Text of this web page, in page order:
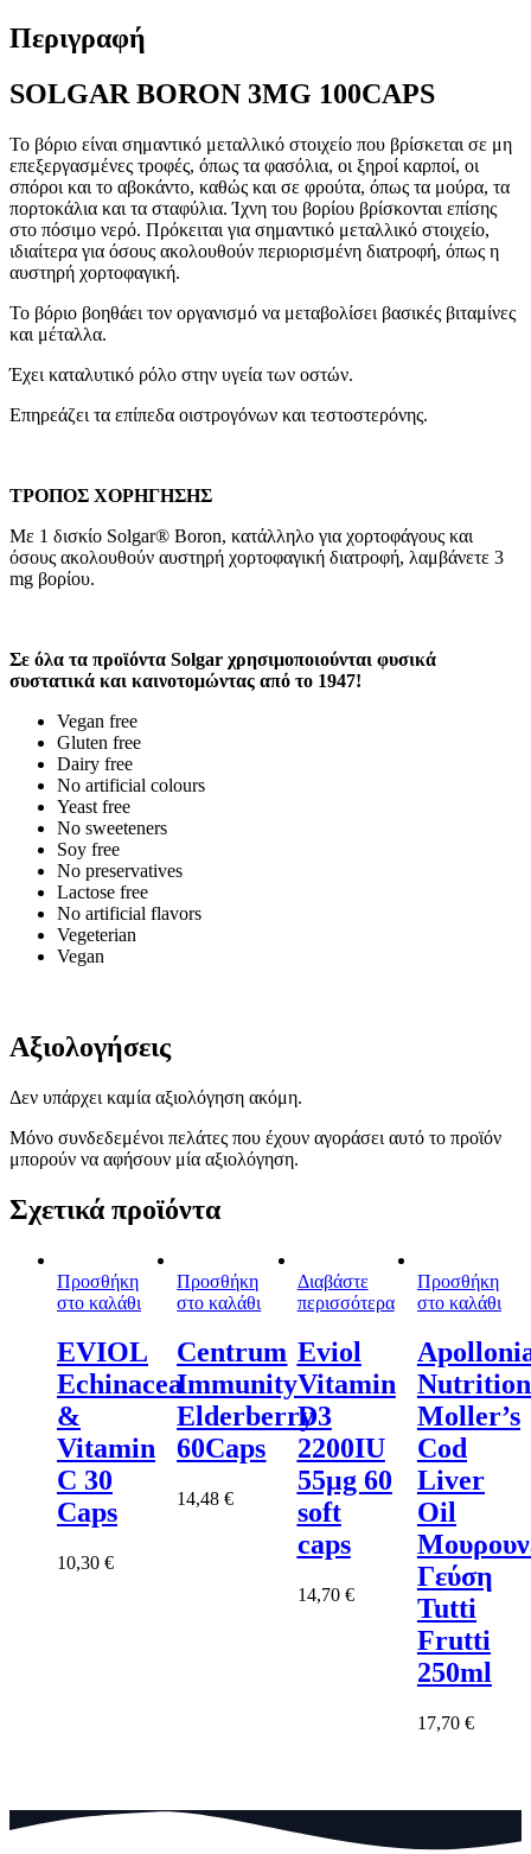
Περιγραφή
SOLGAR BORON 3MG 100CAPS
To βόριο είναι σημαντικό μεταλλικό στοιχείο που βρίσκεται σε μη
επεξεργασμένες τροφές, όπως τα φασόλια, οι ξηροί καρποί, οι
σπόροι και το αβοκάντο, καθώς και σε φρούτα, όπως τα μούρα, τα
πορτοκάλια και τα σταφύλια. Ίχνη του βορίου βρίσκονται επίσης
στο πόσιμο νερό. Πρόκειται για σημαντικό μεταλλικό στοιχείο,
ιδιαίτερα για όσους ακολουθούν περιορισμένη διατροφή, όπως η
αυστηρή χορτοφαγική.
Το βόριο βοηθάει τον οργανισμό να μεταβολίσει βασικές βιταμίνες
και μέταλλα.
Έχει καταλυτικό ρόλο στην υγεία των οστών.
Επηρεάζει τα επίπεδα οιστρογόνων και τεστοστερόνης.
ΤΡΟΠΟΣ ΧΟΡΗΓΗΣΗΣ
Με 1 δισκίο Solgar® Boron, κατάλληλο για χορτοφάγους και
όσους ακολουθούν αυστηρή χορτοφαγική διατροφή, λαμβάνετε 3
mg βορίου.
Σε όλα τα προϊόντα Solgar χρησιμοποιούνται φυσικά
συστατικά και καινοτομώντας από το 1947!
Vegan free
Gluten free
Dairy free
No artificial colours
Yeast free
No sweeteners
Soy free
No preservatives
Lactose free
No artificial flavors
Vegeterian
Vegan
Αξιολογήσεις
Δεν υπάρχει καμία αξιολόγηση ακόμη.
Μόνο συνδεδεμένοι πελάτες που έχουν αγοράσει αυτό το προϊόν
μπορούν να αφήσουν μία αξιολόγηση.
Σχετικά προϊόντα
Προσθήκη
στο καλάθι
EVIOL
Echinacea
&
Vitamin
C 30
Caps
10,30 €
Προσθήκη
στο καλάθι
Centrum
Immunity
Elderberry
60Caps
14,48€
Διαβάστε
περισσότερα
Eviol
Vitamin
D3
2200IU
55μg 60
soft
caps
14,70 €
Προσθήκη
στο καλάθι
Nutrition
Moller’s
Cod
Liver
Oil
Γεύση
Tutti
Frutti
250ml
17,70 €